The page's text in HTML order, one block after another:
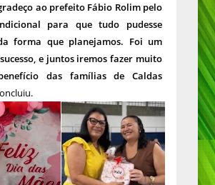
ao prefeito Fábio Rolim pelo
para que tudo pudesse
forma que planejamos. Foi um
e juntos iremos fazer muito
das famílias de Caldas